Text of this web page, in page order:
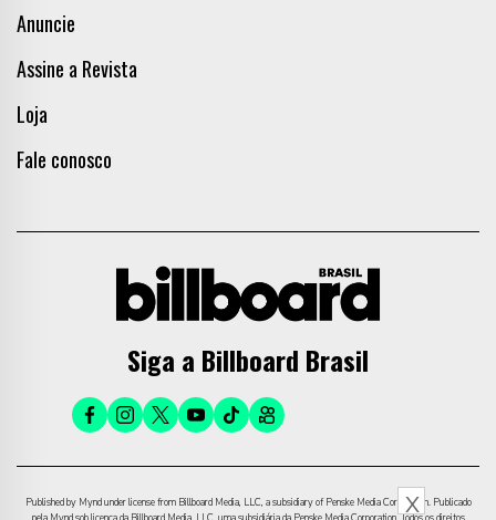
Anuncie
Assine a Revista
Loja
Fale conosco
Siga a Billboard Brasil
Published by Mynd under license from Billboard Media, LLC, a subsidiary of Penske Media Corporation. Publicado
pela Mynd sob licença da Billboard Media, LLC, uma subsidiária da Penske Media Corporation. Todos os direitos
X